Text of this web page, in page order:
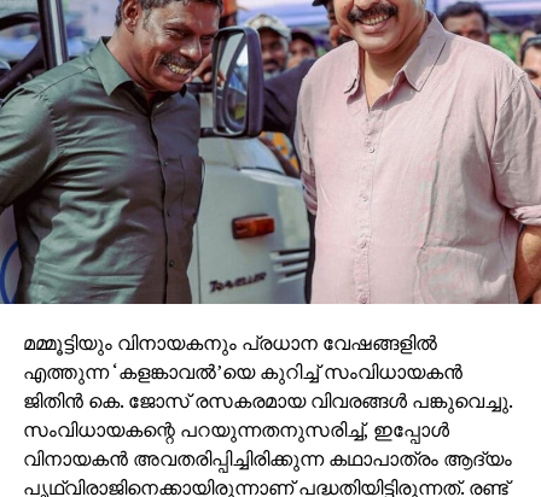
മമ്മൂട്ടിയും വിനായകനും പ്രധാന വേഷങ്ങളില്‍
എത്തുന്ന ‘കളങ്കാവല്‍’യെ കുറിച്ച് സംവിധായകന്‍
ജിതിന്‍ കെ. ജോസ് രസകരമായ വിവരങ്ങള്‍ പങ്കുവെച്ചു.
സംവിധായകന്റെ പറയുന്നതനുസരിച്ച്, ഇപ്പോള്‍
വിനായകന്‍ അവതരിപ്പിച്ചിരിക്കുന്ന കഥാപാത്രം ആദ്യം
പൃഥ്വിരാജിനെക്കായിരുന്നാണ് പദ്ധതിയിട്ടിരുന്നത്. രണ്ട്